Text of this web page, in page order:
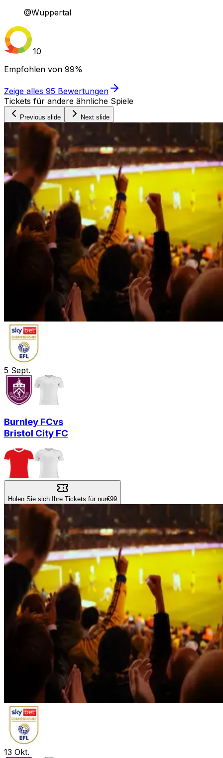
@Wuppertal
10
Empfohlen von 99%
Zeige alles 95 Bewertungen
Tickets für andere ähnliche Spiele
Previous slide Next slide
5 Sept.
Burnley FCvs
Bristol City FC
Holen Sie sich Ihre Tickets für nur€99
13 Okt.